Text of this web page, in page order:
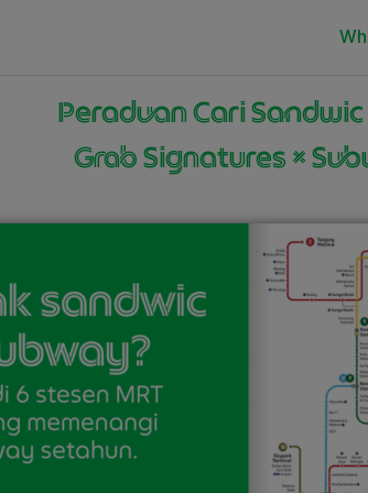
Peraduan Cari Sandwic
Grab Signatures ×